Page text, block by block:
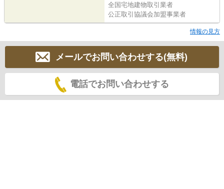
全国宅地建物取引業者
公正取引協議会加盟事業者
情報の見方
メールでお問い合わせする(無料)
電話でお問い合わせする